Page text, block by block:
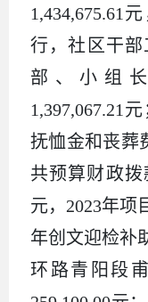
1,434,675.61
行，社区干
部、小组
1,397,067.21
抚恤金和丧葬
共预算财政拨
元，2023年项
年创文迎检补
环路青阳段